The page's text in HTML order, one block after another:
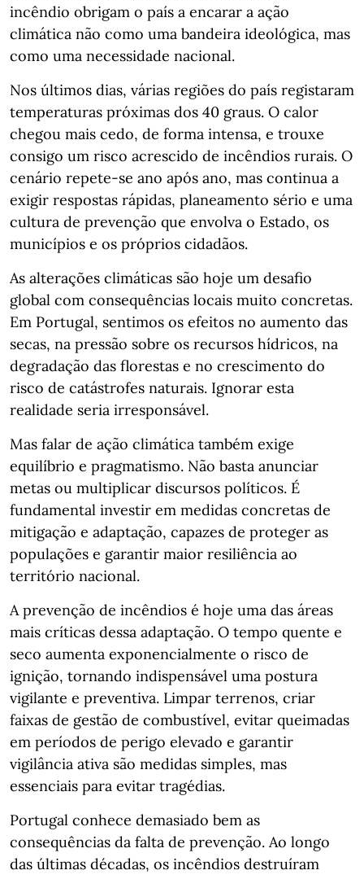
incêndio obrigam o país a encarar a ação
climática não como uma bandeira ideológica, mas
como uma necessidade nacional.
Nos últimos dias, várias regiões do país registaram
temperaturas próximas dos 40 graus. O calor
chegou mais cedo, de forma intensa, e trouxe
consigo um risco acrescido de incêndios rurais. O
cenário repete-se ano após ano, mas continua a
exigir respostas rápidas, planeamento sério e uma
cultura de prevenção que envolva o Estado, os
municípios e os próprios cidadãos.
As alterações climáticas são hoje um desafio
global com consequências locais muito concretas.
Em Portugal, sentimos os efeitos no aumento das
secas, na pressão sobre os recursos hídricos, na
degradação das florestas e no crescimento do
risco de catástrofes naturais. Ignorar esta
realidade seria irresponsável.
Mas falar de ação climática também exige
equilíbrio e pragmatismo. Não basta anunciar
metas ou multiplicar discursos políticos. É
fundamental investir em medidas concretas de
mitigação e adaptação, capazes de proteger as
populações e garantir maior resiliência ao
território nacional.
A prevenção de incêndios é hoje uma das áreas
mais críticas dessa adaptação. O tempo quente e
seco aumenta exponencialmente o risco de
ignição, tornando indispensável uma postura
vigilante e preventiva. Limpar terrenos, criar
faixas de gestão de combustível, evitar queimadas
em períodos de perigo elevado e garantir
vigilância ativa são medidas simples, mas
essenciais para evitar tragédias.
Portugal conhece demasiado bem as
consequências da falta de prevenção. Ao longo
das últimas décadas, os incêndios destruíram